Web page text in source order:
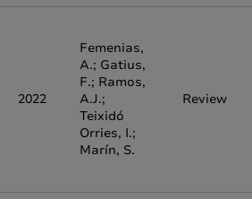
2022
Femenias,
A.; Gatius,
F.; Ramos,
A.J.;
Teixidó
Orries, I.;
Marín, S.
Review